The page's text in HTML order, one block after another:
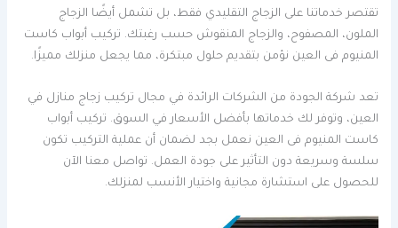
تقتصر خدماتنا على الزجاج التقليدي فقط، بل تشمل أيضًا الزجاج
الملون، المصفوح، والزجاج المنقوش حسب رغبتك. تركيب أبواب كاست
المنيوم فى العين نؤمن بتقديم حلول مبتكرة، مما يجعل منزلك مميزًا.
تعد شركة الجودة من الشركات الرائدة في مجال تركيب زجاج منازل في
العين، وتوفر لك خدماتها بأفضل الأسعار في السوق. تركيب أبواب
كاست المنيوم فى العين نعمل بجد لضمان أن عملية التركيب تكون
سلسة وسريعة دون التأثير على جودة العمل. تواصل معنا الآن
للحصول على استشارة مجانية واختيار الأنسب لمنزلك.